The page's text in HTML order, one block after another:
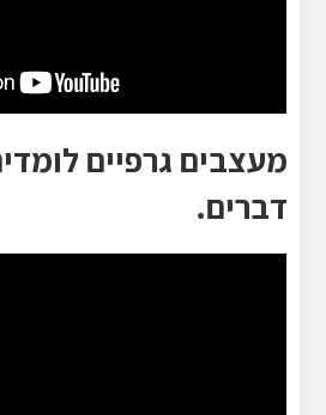
מעצבים גרפיים
דברים.